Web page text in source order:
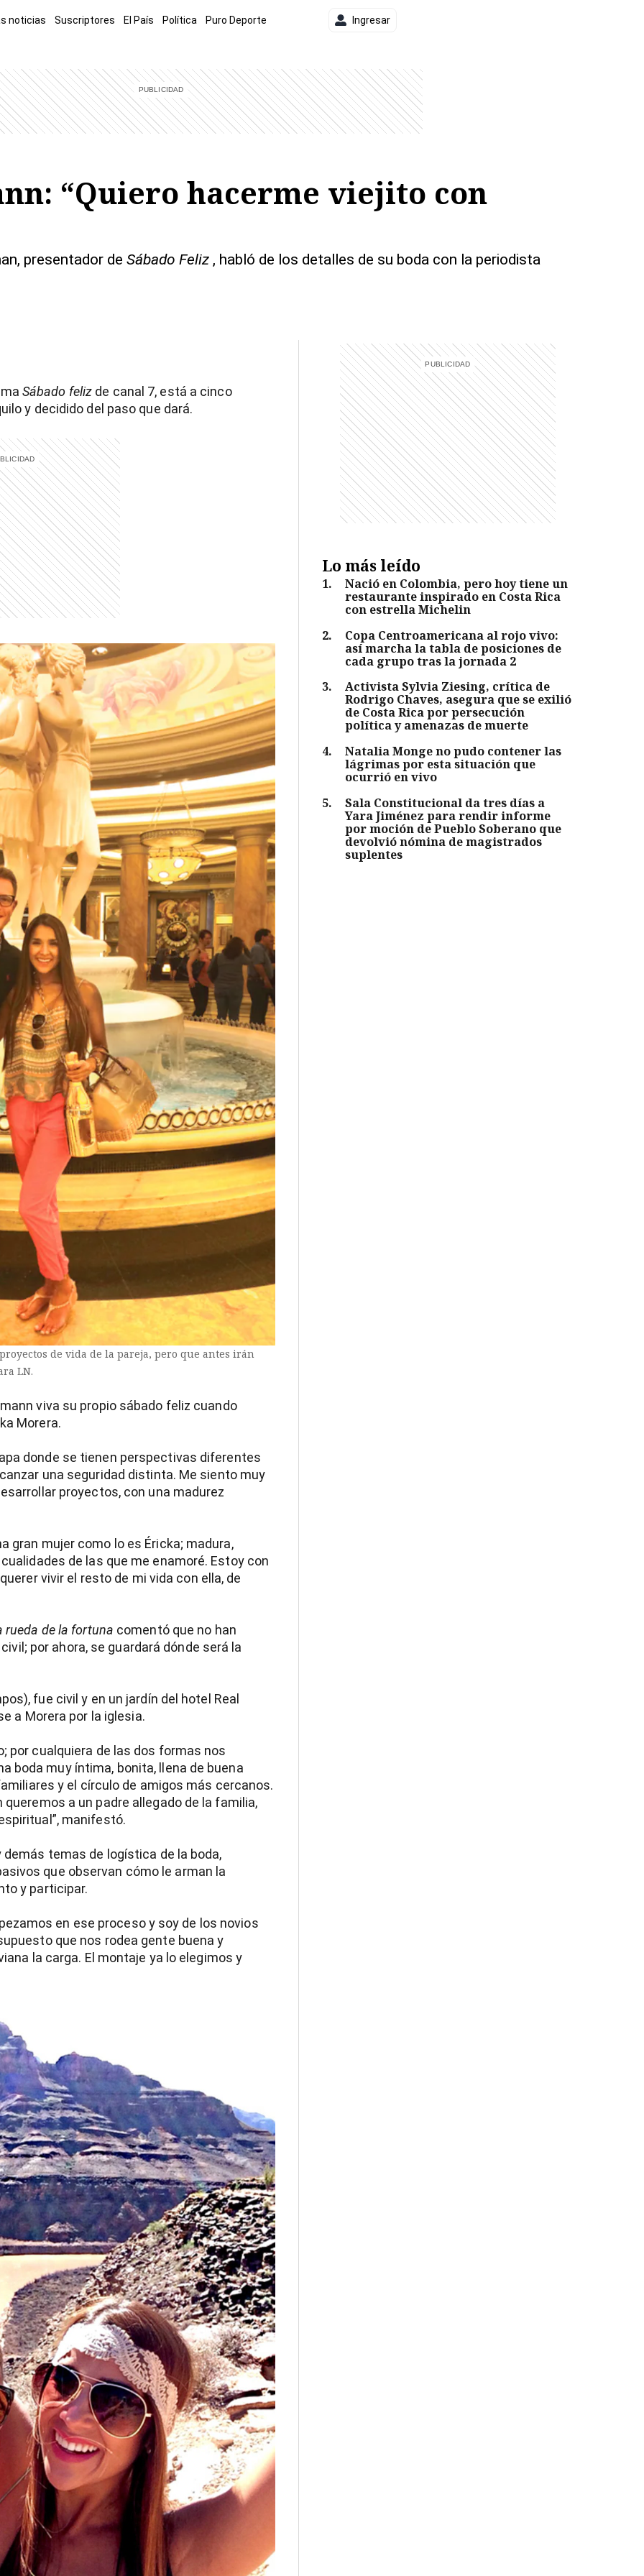
noticias Suscriptores El País Política Puro Deporte Ingresar
“Quiero hacerme viejito con
Mauricio Hoffman, presentador de Sábado Feliz, habló de los detalles de su boda con la periodista
Sábado feliz de canal 7, está a cinco
y decidido del paso que dará.
de vida de la pareja, pero que antes irán
LN.
viva su propio sábado feliz cuando
Morera.
donde se tienen perspectivas diferentes
una seguridad distinta. Me siento muy
proyectos, con una madurez
gran mujer como lo es Éricka; madura,
de las que me enamoré. Estoy con
vivir el resto de mi vida con ella, de
rueda de la fortuna comentó que no han
por ahora, se guardará dónde será la
fue civil y en un jardín del hotel Real
a Morera por la iglesia.
por cualquiera de las dos formas nos
boda muy íntima, bonita, llena de buena
y el círculo de amigos más cercanos.
a un padre allegado de la familia,
manifestó.
temas de logística de la boda,
que observan cómo le arman la
y participar.
en ese proceso y soy de los novios
que nos rodea gente buena y
la carga. El montaje ya lo elegimos y
Lo más leído
1.
Nació en Colombia, pero hoy tiene un
restaurante inspirado en Costa Rica
con estrella Michelin
2.
Copa Centroamericana al rojo vivo:
así marcha la tabla de posiciones de
cada grupo tras la jornada 2
3.
Activista Sylvia Ziesing, crítica de
Rodrigo Chaves, asegura que se exilió
de Costa Rica por persecución
política y amenazas de muerte
4.
Natalia Monge no pudo contener las
lágrimas por esta situación que
ocurrió en vivo
5.
Sala Constitucional da tres días a
Yara Jiménez para rendir informe
por moción de Pueblo Soberano que
devolvió nómina de magistrados
suplentes